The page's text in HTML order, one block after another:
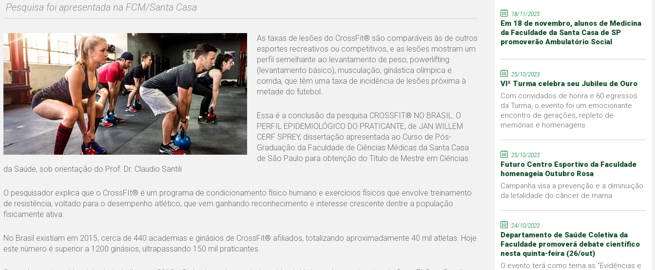
Pesquisa foi apresentada na FCM/Santa Casa
As taxas de lesões do CrossFit® são comparáveis às de outros
esportes recreativos ou competitivos, e as lesões mostram um
perfil semelhante ao levantamento de peso, powerlifting
(levantamento básico), musculação, ginástica olímpica e
corrida, que têm uma taxa de incidência de lesões próxima à
metade do futebol.
Essa é a conclusão da pesquisa CROSSFIT® NO BRASIL: O
PERFIL EPIDEMIOLÓGICO DO PRATICANTE, de JAN WILLEM
CERF SPREY, dissertação apresentada ao Curso de Pós-
Graduação da Faculdade de Ciências Médicas da Santa Casa
de São Paulo para obtenção do Título de Mestre em Ciências
da Saúde, sob orientação do Prof. Dr. Claudio Santili
O pesquisador explica que o CrossFIt® é um programa de condicionamento físico humano e exercícios físicos que envolve treinamento
de resistência, voltado para o desempenho atlético, que vem ganhando reconhecimento e interesse crescente dentre a população
fisicamente ativa.
No Brasil existiam em 2015, cerca de 440 academias e ginásios de CrossFit® afiliados, totalizando aproximadamente 40 mil atletas. Hoje
este número é superior a 1200 ginásios, ultrapassando 150 mil praticantes.
18/11/2023
Em 18 de novembro, alunos de Medicina
da Faculdade da Santa Casa de SP
promoverão Ambulatório Social
25/10/2023
VIª Turma celebra seu Jubileu de Ouro
Com convidados de honra e 60 egressos
da Turma, o evento foi um emocionante
encontro de gerações, repleto de
memórias e homenagens
25/10/2023
Futuro Centro Esportivo da Faculdade
homenageia Outubro Rosa
Campanha visa a prevenção e a diminuição
da letalidade do câncer de mama
24/10/2023
Departamento de Saúde Coletiva da
Faculdade promoverá debate científico
nesta quinta-feira (26/out)
O evento terá como tema as "Evidências e